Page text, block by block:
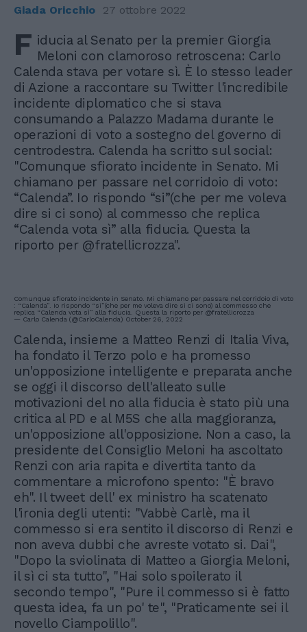
Giada Oricchio 27 ottobre 2022
F iducia al Senato per la premier Giorgia
Meloni con clamoroso retroscena: Carlo
Calenda stava per votare sì. È lo stesso leader
di Azione a raccontare su Twitter l'incredibile
incidente diplomatico che si stava
consumando a Palazzo Madama durante le
operazioni di voto a sostegno del governo di
centrodestra. Calenda ha scritto sul social:
"Comunque sfiorato incidente in Senato. Mi
chiamano per passare nel corridoio di voto:
“Calenda”. Io rispondo “si”(che per me voleva
dire si ci sono) al commesso che replica
“Calenda vota sì” alla fiducia. Questa la
riporto per @fratellicrozza".
Comunque sfiorato incidente in Senato. Mi chiamano per passare nel corridoio di voto
: “Calenda”. Io rispondo “si”(che per me voleva dire si ci sono) al commesso che
replica “Calenda vota sì” alla fiducia. Questa la riporto per @fratellicrozza
— Carlo Calenda (@CarloCalenda) October 26, 2022
Calenda, insieme a Matteo Renzi di Italia Viva,
ha fondato il Terzo polo e ha promesso
un'opposizione intelligente e preparata anche
se oggi il discorso dell'alleato sulle
motivazioni del no alla fiducia è stato più una
critica al PD e al M5S che alla maggioranza,
un'opposizione all'opposizione. Non a caso, la
presidente del Consiglio Meloni ha ascoltato
Renzi con aria rapita e divertita tanto da
commentare a microfono spento: "È bravo
eh". Il tweet dell' ex ministro ha scatenato
l'ironia degli utenti: "Vabbè Carlè, ma il
commesso si era sentito il discorso di Renzi e
non aveva dubbi che avreste votato si. Dai",
"Dopo la sviolinata di Matteo a Giorgia Meloni,
il sì ci sta tutto", "Hai solo spoilerato il
secondo tempo", "Pure il commesso si è fatto
questa idea, fa un po' te", "Praticamente sei il
novello Ciampolillo".